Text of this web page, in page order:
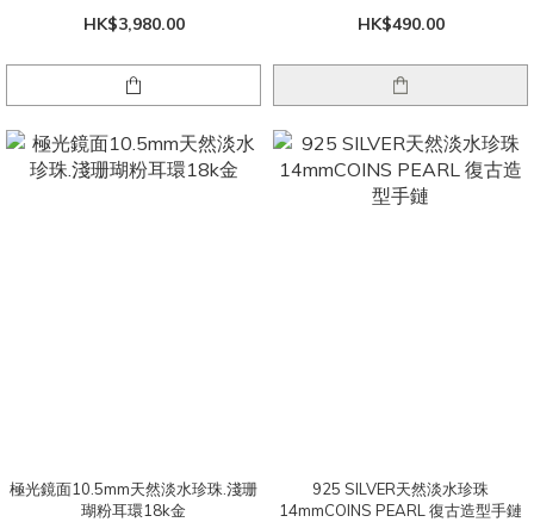
HK$3,980.00 HK$490.00
極光鏡面10.5mm天然淡水珍珠.淺珊
瑚粉耳環18k金
925 SILVER天然淡水珍珠
14mmCOINS PEARL 復古造型手鏈